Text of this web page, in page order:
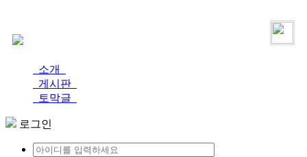
소개
게시판
토막글
로그인